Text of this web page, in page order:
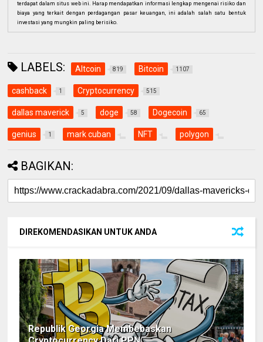
terdapat dalam situs web ini. Harap mendapatkan informasi lengkap mengenai risiko dan
biaya yang terkait dengan perdagangan pasar keuangan, ini adalah salah satu bentuk
investasi yang mungkin paling berisiko.
LABELS: Altcoin 819 Bitcoin 1107
cashback 1 Cryptocurrency 515
dallas maverick 5 doge 58 Dogecoin 65
genius 1 mark cuban NFT polygon
BAGIKAN:
DIREKOMENDASIKAN UNTUK ANDA
Republik Georgia Membebaskan